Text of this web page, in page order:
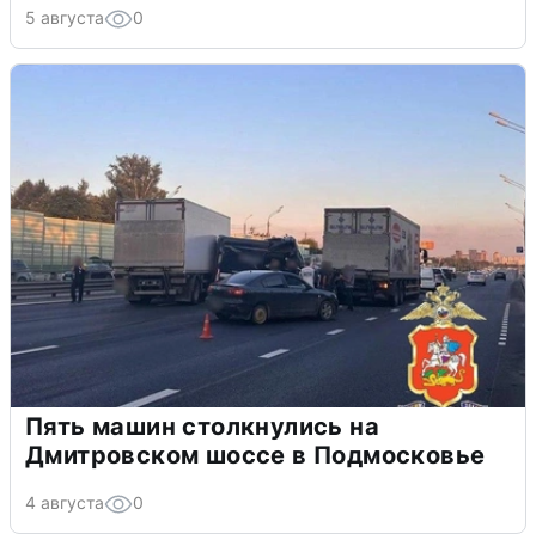
5 августа 0
Пять машин столкнулись на
Дмитровском шоссе в Подмосковье
4 августа 0